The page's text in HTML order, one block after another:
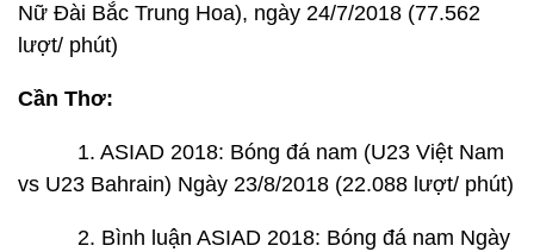
Nữ Đài Bắc Trung Hoa), ngày 24/7/2018 (77.562
lượt/ phút)
Cần Thơ:
1. ASIAD 2018: Bóng đá nam (U23 Việt Nam
vs U23 Bahrain) Ngày 23/8/2018 (22.088 lượt/ phút)
2. Bình luận ASIAD 2018: Bóng đá nam Ngày